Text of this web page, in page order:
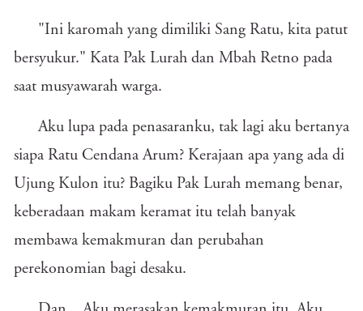
"Ini karomah yang dimiliki Sang Ratu, kita patut
bersyukur." Kata Pak Lurah dan Mbah Retno pada
saat musyawarah warga.
Aku lupa pada penasaranku, tak lagi aku bertanya
siapa Ratu Cendana Arum? Kerajaan apa yang ada di
Ujung Kulon itu? Bagiku Pak Lurah memang benar,
keberadaan makam keramat itu telah banyak
membawa kemakmuran dan perubahan
perekonomian bagi desaku.